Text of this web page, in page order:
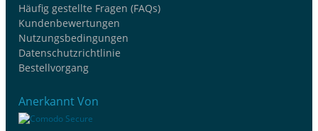
Häufig gestellte Fragen (FAQs)
Kundenbewertungen
Nutzungsbedingungen
Datenschutzrichtlinie
Bestellvorgang
Anerkannt Von